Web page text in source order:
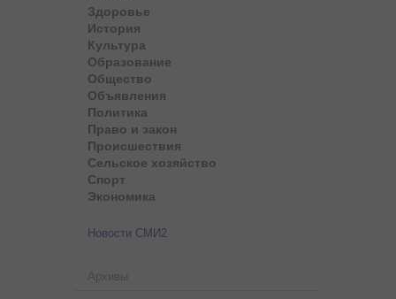
Здоровье
История
Культура
Образование
Общество
Объявления
Политика
Право и закон
Происшествия
Сельское хозяйство
Спорт
Экономика
Новости СМИ2
Архивы